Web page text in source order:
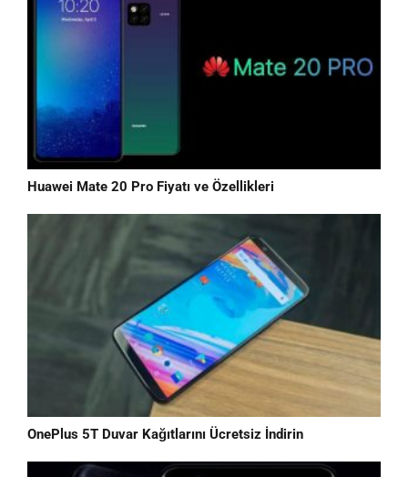
Huawei Mate 20 Pro Fiyatı ve Özellikleri
OnePlus 5T Duvar Kağıtlarını Ücretsiz İndirin